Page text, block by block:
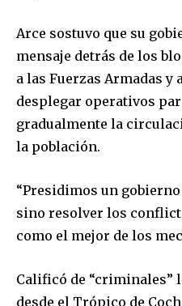
To subscribe, simply enter
or click the subscribe button
your privacy and won't spam
I've read and accept the
Arce sostuvo que su
mensaje detrás de los
a las Fuerzas Armadas
desplegar operativos
gradualmente la
la población.
“Presidimos un
sino resolver los
como el mejor de los
Calificó de “criminales”
desde el Trópico de